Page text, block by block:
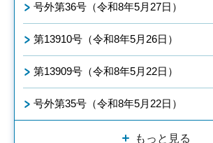
号外第36号（令和8年5月27日）
第13910号（令和8年5月26日）
第13909号（令和8年5月22日）
号外第35号（令和8年5月22日）
もっと見る